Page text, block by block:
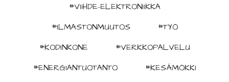
#VIIHDE-ELEKTRONIIKKA
#ILMASTONMUUTOS
#TYÖ
#KODINKONE
#VERKKOPALVELU
#ENERGIANTUOTANTO
#KESÄMÖKKI